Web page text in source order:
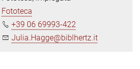
Fototeca
+39 06 69993-422
Julia.Hagge@biblhertz.it